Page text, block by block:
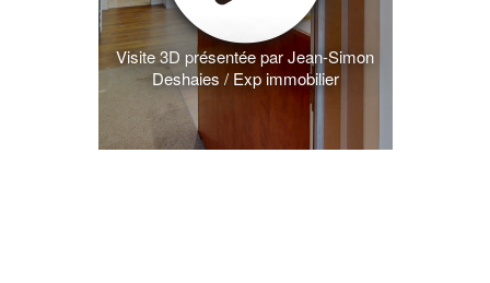
Visite 3D présentée par Jean-Simon
Deshaies / Exp immobilier